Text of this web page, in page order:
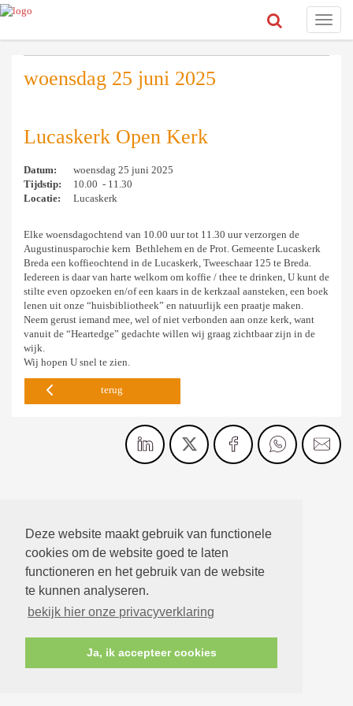
Deze website maakt gebruik van functionele
cookies om de website goed te laten
functioneren en het gebruik van de website
te kunnen analyseren.
bekijk hier onze privacyverklaring
Ja, ik accepteer cookies
Toggle
woensdag 25 juni 2025
Lucaskerk Open Kerk
Datum:
woensdag 25 juni 2025
Tijdstip:
10.00 - 11.30
Locatie:
Lucaskerk
Elke woensdagochtend van 10.00 uur tot 11.30 uur verzorgen de
Augustinusparochie kern Bethlehem en de Prot. Gemeente Lucaskerk
Breda een koffieochtend in de Lucaskerk, Tweeschaar 125 te Breda.
Iedereen is daar van harte welkom om koffie / thee te drinken, U kunt de
stilte even opzoeken en/of een kaars in de kerkzaal aansteken, een boek
lenen uit onze “huisbibliotheek” en natuurlijk een praatje maken.
Neem gerust iemand mee, wel of niet verbonden aan onze kerk, want
vanuit de “Heartedge” gedachte willen wij graag zichtbaar zijn in de
wijk.
Wij hopen U snel te zien.
terug